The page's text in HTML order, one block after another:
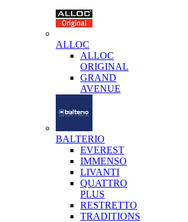
ALLOC
ALLOC
ORIGINAL
GRAND
AVENUE
BALTERIO
EVEREST
IMMENSO
LIVANTI
QUATTRO
PLUS
RESTRETTO
TRADITIONS